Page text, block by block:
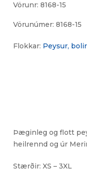
Vörunr: 8168-15
Vörunúmer: 8168-15
Flokkar: Peysur,
Þæginleg og flott
heilrennd og úr
Stærðir: XS – 3XL